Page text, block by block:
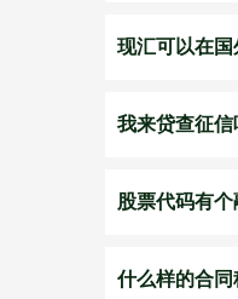
现汇可以在国
我来贷查征信
股票代码有
什么样的合同